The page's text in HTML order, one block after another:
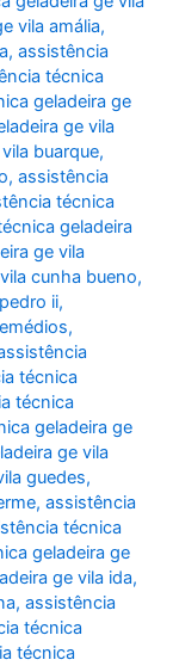
vila amália,
,assistência
técnica
geladeira ge
ge vila
buarque,
,assistência
técnica
geladeira
ge vila
cunha bueno,
ii,
,
técnica
técnica
geladeira ge
ge vila
guedes,
,assistência
técnica
geladeira ge
ge vila ida,
,assistência
técnica
técnica